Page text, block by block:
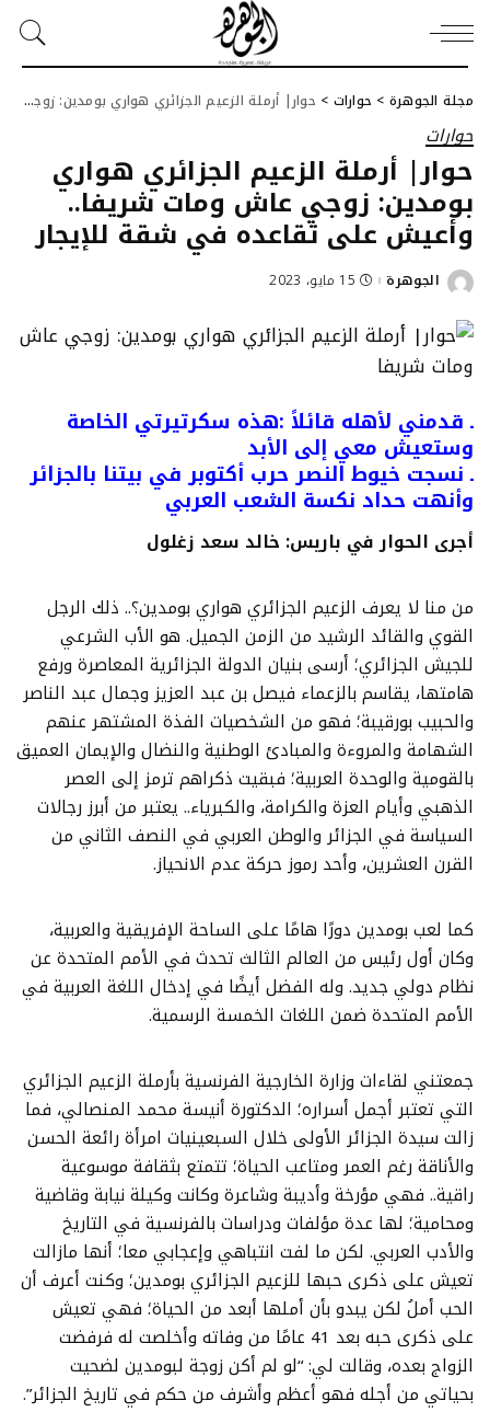
مجلة الجوهرة > حوارات > حوار| أرملة الزعيم الجزائري هواري بومدين: زوجي عاش ومات شريفا.. وأعيش على تقاعده في شقة للإيجار
حوارات
حوار| أرملة الزعيم الجزائري هواري
بومدين: زوجي عاش ومات شريفا..
وأعيش على تقاعده في شقة للإيجار
Posted
الجوهرة 15 مايو، 2023
ـ قدمني لأهله قائلاً :هذه سكرتيرتي الخاصة
وستعيش معي إلى الأبد
ـ نسجت خيوط النصر حرب أكتوبر في بيتنا بالجزائر
وأنهت حداد نكسة الشعب العربي
أجرى الحوار في باريس: خالد سعد زغلول
من منا لا يعرف الزعيم الجزائري هواري بومدين؟.. ذلك الرجل
القوي والقائد الرشيد من الزمن الجميل. هو الأب الشرعي
للجيش الجزائري؛ أرسى بنيان الدولة الجزائرية المعاصرة ورفع
هامتها، يقاسم بالزعماء فيصل بن عبد العزيز وجمال عبد الناصر
والحبيب بورقيبة؛ فهو من الشخصيات الفذة المشتهر عنهم
الشهامة والمروءة والمبادئ الوطنية والنضال والإيمان العميق
بالقومية والوحدة العربية؛ فبقيت ذكراهم ترمز إلى العصر
الذهبي وأيام العزة والكرامة، والكبرياء.. يعتبر من أبرز رجالات
السياسة في الجزائر والوطن العربي في النصف الثاني من
القرن العشرين، وأحد رموز حركة عدم الانحياز.
كما لعب بومدين دورًا هامًا على الساحة الإفريقية والعربية،
وكان أول رئيس من العالم الثالث تحدث في الأمم المتحدة عن
نظام دولي جديد. وله الفضل أيضًا في إدخال اللغة العربية في
الأمم المتحدة ضمن اللغات الخمسة الرسمية.
جمعتني لقاءات وزارة الخارجية الفرنسية بأرملة الزعيم الجزائري
التي تعتبر أجمل أسراره؛ الدكتورة أنيسة محمد المنصالي، فما
زالت سيدة الجزائر الأولى خلال السبعينيات امرأة رائعة الحسن
والأناقة رغم العمر ومتاعب الحياة؛ تتمتع بثقافة موسوعية
راقية.. فهي مؤرخة وأديبة وشاعرة وكانت وكيلة نيابة وقاضية
ومحامية؛ لها عدة مؤلفات ودراسات بالفرنسية في التاريخ
والأدب العربي. لكن ما لفت انتباهي وإعجابي معا؛ أنها مازالت
تعيش على ذكرى حبها للزعيم الجزائري بومدين؛ وكنت أعرف أن
الحب أملُ لكن يبدو بأن أملها أبعد من الحياة؛ فهي تعيش
على ذكرى حبه بعد 41 عامًا من وفاته وأخلصت له فرفضت
الزواج بعده، وقالت لي: “لو لم أكن زوجة لبومدين لضحيت
بحياتي من أجله فهو أعظم وأشرف من حكم في تاريخ الجزائر”.